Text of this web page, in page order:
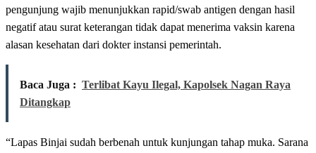
pengunjung wajib menunjukkan rapid/swab antigen dengan hasil
negatif atau surat keterangan tidak dapat menerima vaksin karena
alasan kesehatan dari dokter instansi pemerintah.
Baca Juga : Terlibat Kayu Ilegal, Kapolsek Nagan Raya
Ditangkap
“Lapas Binjai sudah berbenah untuk kunjungan tahap muka. Sarana